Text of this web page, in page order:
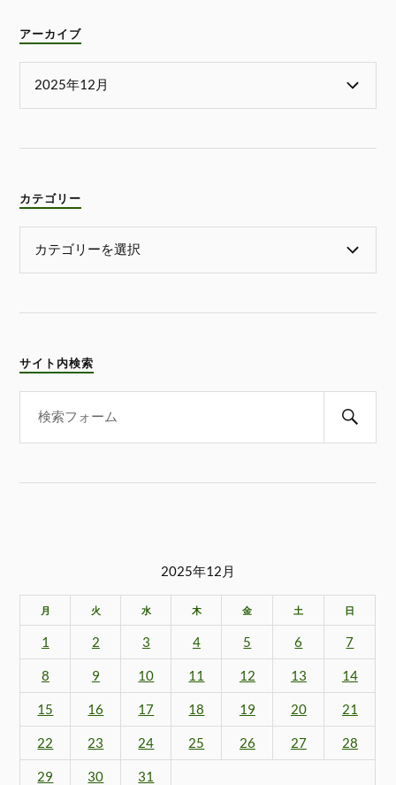
アーカイブ
カテゴリー
サイト内検索
2025年12月
月 火 水 木 金 土 日
1 2 3 4 5 6 7
8 9 10 11 12 13 14
15 16 17 18 19 20 21
22 23 24 25 26 27 28
29 30 31